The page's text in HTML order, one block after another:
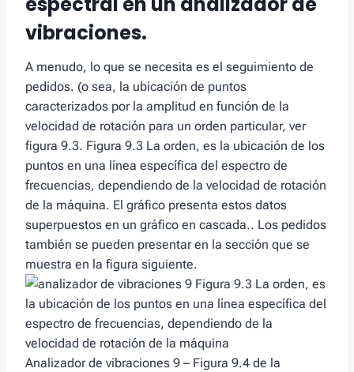
vibraciones.
A menudo, lo que se necesita es el seguimiento de
pedidos. (o sea, la ubicación de puntos
caracterizados por la amplitud en función de la
velocidad de rotación para un orden particular, ver
figura 9.3. Figura 9.3 La orden, es la ubicación de los
puntos en una línea específica del espectro de
frecuencias, dependiendo de la velocidad de rotación
de la máquina. El gráfico presenta estos datos
superpuestos en un gráfico en cascada.. Los pedidos
también se pueden presentar en la sección que se
muestra en la figura siguiente.
Analizador de vibraciones 9 – Figura 9.4 de la